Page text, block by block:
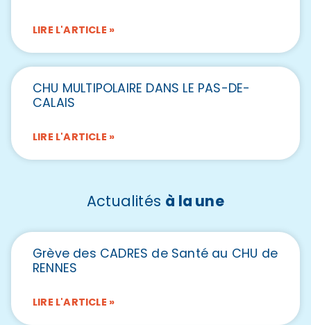
LIRE L'ARTICLE »
CHU MULTIPOLAIRE DANS LE PAS-DE-
CALAIS
LIRE L'ARTICLE »
Actualités à la une
Grève des CADRES de Santé au CHU de
RENNES
LIRE L'ARTICLE »